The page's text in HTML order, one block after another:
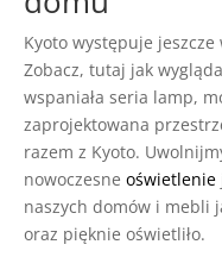
Kyoto występuje
Zobacz, tutaj jak
wspaniała seria lamp,
zaprojektowana
razem z Kyoto.
nowoczesne oświetlenie
naszych domów i mebli
oraz pięknie oświetliło.